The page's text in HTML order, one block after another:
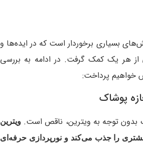
بسیاری برخوردار است که در ایده‌ها و
از هر یک کمک گرفت. در ادامه به بررسی
خواهیم پرداخت:
پوشاک
بدون توجه به ویترین، ناقص است. ویترین
را جذب می‌کند و نورپردازی حرفه‌ای